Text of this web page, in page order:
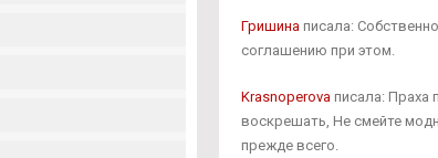
Гришинаписала:
соглашению при этом.
Krasnoperovaписала: Праха
воскрешать, Не смейте
прежде всего.